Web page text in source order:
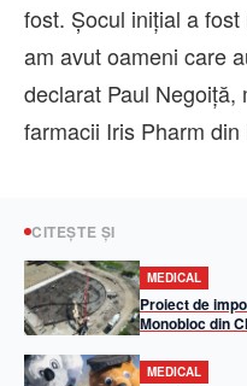
fost. Şocul iniţial a
am avut oameni care
declarat Paul
farmacii Iris Pharm
CITEȘTE ȘI
MEDICAL
Proiect de
Monobloc din
MEDICAL